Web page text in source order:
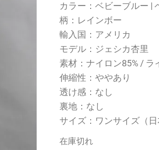
カラー：ベビーブルー |
柄：レインボー
輸入国：アメリカ
モデル：ジェシカ杏里
素材：ナイロン85% / ラ
伸縮性：ややあり
透け感：なし
裏地：なし
サイズ：ワンサイズ（日
在庫切れ